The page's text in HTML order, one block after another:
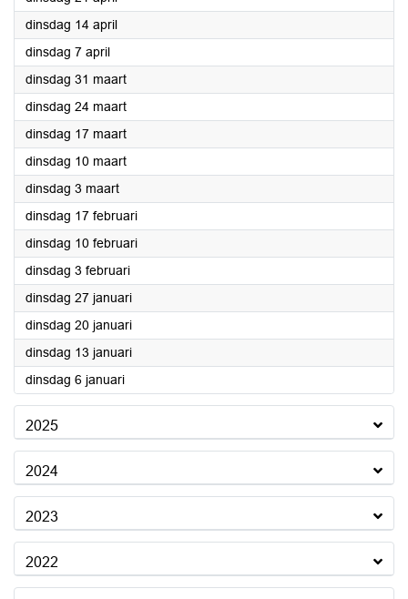
dinsdag 14 april2026
dinsdag 7 april2026
dinsdag 31 maart2026
dinsdag 24 maart2026
dinsdag 17 maart2026
dinsdag 10 maart2026
dinsdag 3 maart2026
dinsdag 17 februari2026
dinsdag 10 februari2026
dinsdag 3 februari2026
dinsdag 27 januari2026
dinsdag 20 januari2026
dinsdag 13 januari2026
dinsdag 6 januari2026
2025
2024
2023
2022